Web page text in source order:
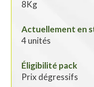
8Kg
Actuellement en
4 unités
Éligibilité pack
Prix dégressifs